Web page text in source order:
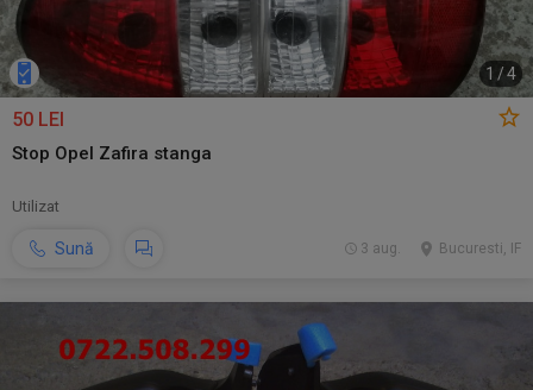
1 /4
50 LEI
Stop Opel Zafira stanga
Utilizat
Sună Bucuresti, IF
3 aug.